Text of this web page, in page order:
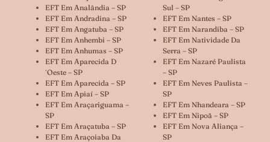
EFT Em Analândia – SP
EFT Em Andradina – SP
EFT Em Angatuba – SP
EFT Em Anhembi – SP
EFT Em Anhumas – SP
EFT Em Aparecida D
´oeste – SP
EFT Em Aparecida – SP
EFT Em Apiaí – SP
EFT Em Araçariguama –
SP
EFT Em Araçatuba – SP
EFT Em Araçoiaba Da
Sul – SP
EFT Em Nantes – SP
EFT Em Narandiba – SP
EFT Em Natividade Da
Serra – SP
EFT Em Nazaré Paulista
– SP
EFT Em Neves Paulista –
SP
EFT Em Nhandeara – SP
EFT Em Nipoã – SP
EFT Em Nova Aliança –
SP